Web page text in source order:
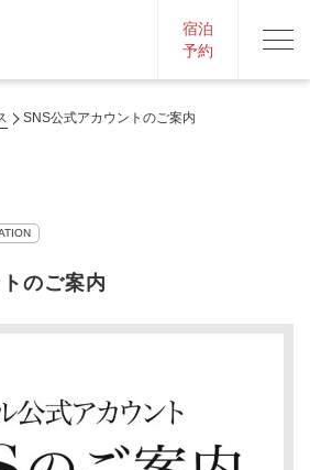
宿泊
予約
SNS公式アカウントのご案内
のご案内